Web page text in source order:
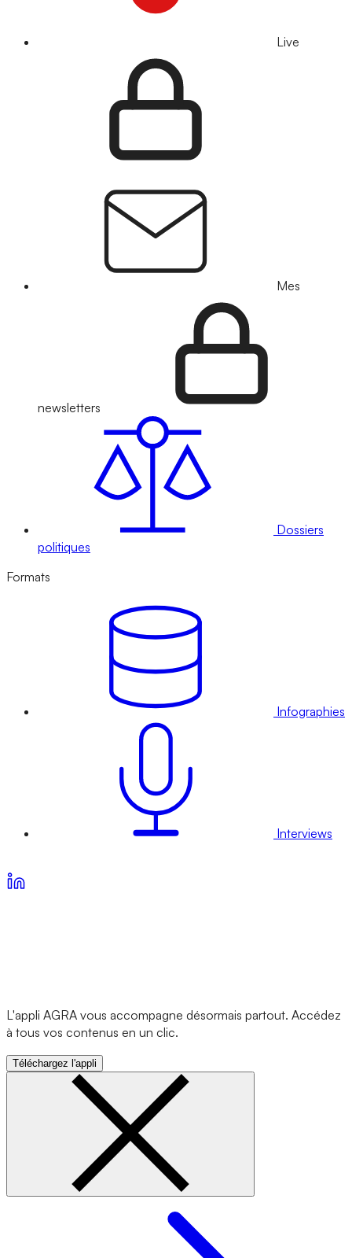
Live
Mes
newsletters
Dossiers
politiques
Formats
Infographies
Interviews
L'appli AGRA vous accompagne désormais partout. Accédez
à tous vos contenus en un clic.
Téléchargez l'appli